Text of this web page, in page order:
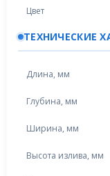
Цвет
ТЕХНИЧЕСКИЕ
Длина, мм
Глубина, мм
Ширина, мм
Высота излива, мм